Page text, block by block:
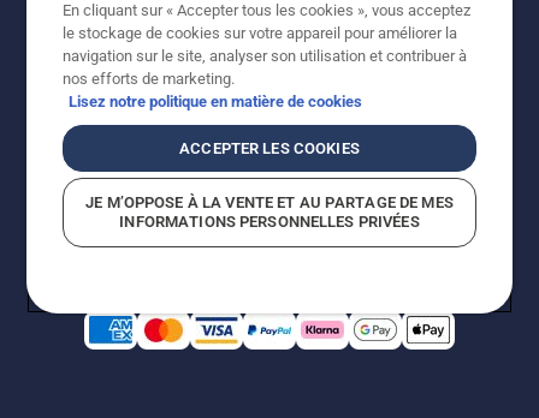
© Husqvarna AB (publ). Tous droits réservés. Les prix
indiqués sont des prix de vente conseillés. Photos non
contractuelles. Tous les prix indiqués sont des prix de
vente recommandés (TVA incluse), sauf si le produit est
disponible pour un achat direct.
Conditions d'utilisation Avis de confidentialité
Égalité hommes femmesSignalement de violations présumées
En cliquant sur « Accepter tous les cookies », vous acceptez
le stockage de cookies sur votre appareil pour améliorer la
navigation sur le site, analyser son utilisation et contribuer à
nos efforts de marketing.
Lisez notre politique en matière de cookies
ACCEPTER LES COOKIES
JE M’OPPOSE À LA VENTE ET AU PARTAGE DE MES
INFORMATIONS PERSONNELLES PRIVÉES